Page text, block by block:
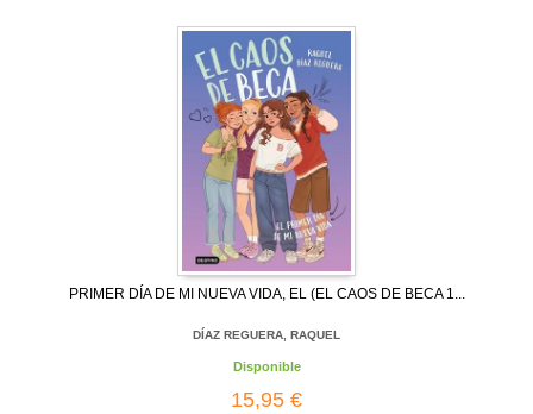
PRIMER DÍA DE MI NUEVA VIDA, EL (EL CAOS DE BECA 1...
DÍAZ REGUERA, RAQUEL
Disponible
15,95 €